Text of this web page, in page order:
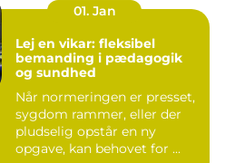
01. Jan
Lej en vikar: fleksibel
bemanding i pædagogik
og sundhed
Når normeringen er presset,
sygdom rammer, eller der
pludselig opstår en ny
opgave, kan behovet for ...